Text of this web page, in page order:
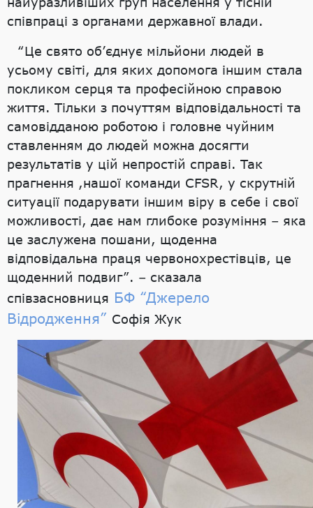
співпраці з органами державної влади.
“Це свято об’єднує мільйони людей в
усьому світі, для яких допомога іншим стала
покликом серця та професійною справою
життя. Тільки з почуттям відповідальності та
самовідданою роботою і головне чуйним
ставленням до людей можна досягти
результатів у цій непростій справі. Так
прагнення ,нашої команди CFSR, у скрутній
ситуації подарувати іншим віру в себе і свої
можливості, дає нам глибоке розуміння – яка
це заслужена пошани, щоденна
відповідальна праця червонохрестівців, це
щоденний подвиг”. – сказала
співзасновниця БФ “Джерело
Відродження” Софія Жук